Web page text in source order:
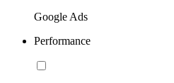
Google Ads
Performance